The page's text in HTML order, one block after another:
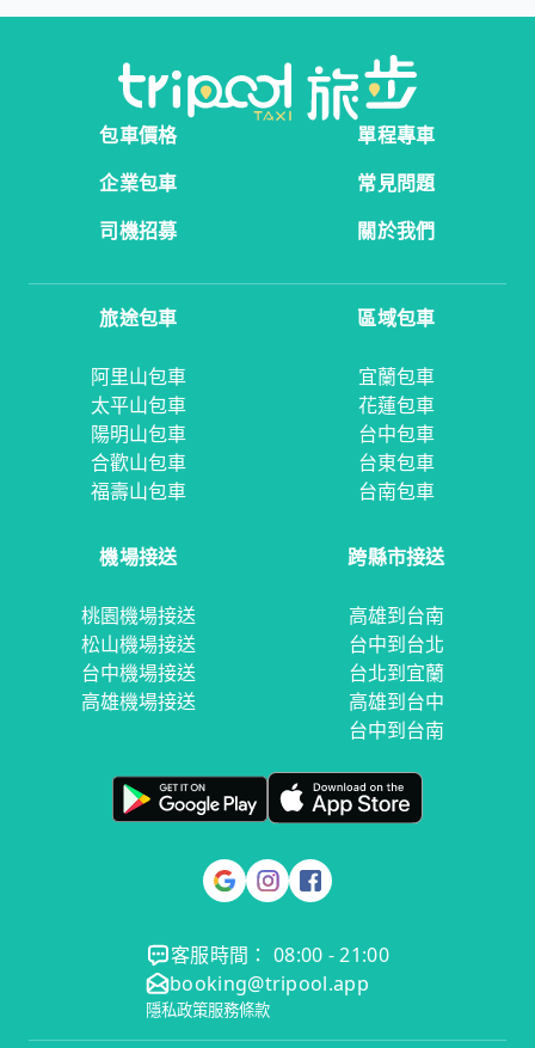
包車價格
單程專車
企業包車
常見問題
司機招募
關於我們
旅途包車
阿里山包車
太平山包車
陽明山包車
合歡山包車
福壽山包車
區域包車
宜蘭包車
花蓮包車
台中包車
台東包車
台南包車
機場接送
桃園機場接送
松山機場接送
台中機場接送
高雄機場接送
跨縣市接送
高雄到台南
台中到台北
台北到宜蘭
高雄到台中
台中到台南
客服時間： 08:00 - 21:00
booking@tripool.app
隱私政策服務條款